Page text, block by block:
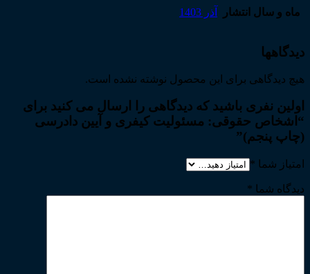
ماه و سال انتشار آذر 1403
دیدگاهها
هیچ دیدگاهی برای این محصول نوشته نشده است.
اولین نفری باشید که دیدگاهی را ارسال می کنید برای
“اشخاص حقوقی: مسئولیت کیفری و آیین دادرسی
(چاپ پنجم)”
امتیاز شما *
دیدگاه شما *